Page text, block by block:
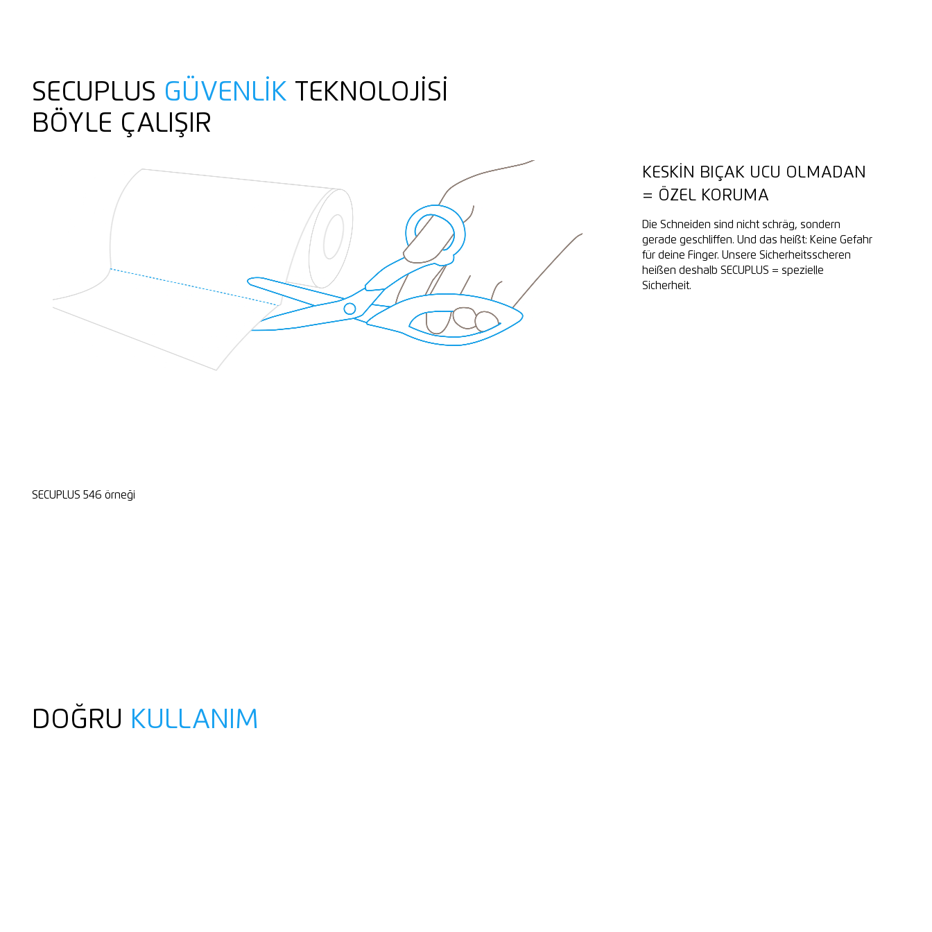
SECUPLUS GÜVENLIK TEKNOLOJISI
BÖYLE ÇALIŞIR
KESKIN BIÇAK UCU OLMADAN
= ÖZEL KORUMA
Die Schneiden sind nicht schräg, sondern
gerade geschliffen. Und das heißt: Keine Gefahr
für deine Finger. Unsere Sicherheitsscheren
heißen deshalb SECUPLUS = spezielle
Sicherheit.
SECUPLUS 546 örneği
DOĞRU KULLANIM